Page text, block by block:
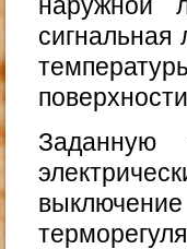
сигнальная
Заданную